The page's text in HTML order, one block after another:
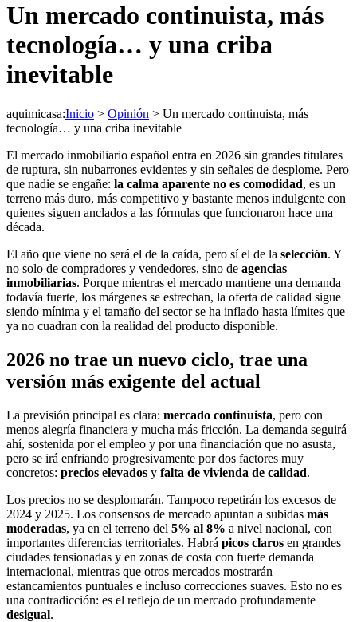
Un mercado continuista, más
tecnología… y una criba
inevitable
aquimicasa:Inicio > Opinión > Un mercado continuista, más
tecnología… y una criba inevitable
El mercado inmobiliario español entra en 2026 sin grandes titulares
de ruptura, sin nubarrones evidentes y sin señales de desplome. Pero
que nadie se engañe: la calma aparente no es comodidad, es un
terreno más duro, más competitivo y bastante menos indulgente con
quienes siguen anclados a las fórmulas que funcionaron hace una
década.
El año que viene no será el de la caída, pero sí el de la selección. Y
no solo de compradores y vendedores, sino de agencias
inmobiliarias. Porque mientras el mercado mantiene una demanda
todavía fuerte, los márgenes se estrechan, la oferta de calidad sigue
siendo mínima y el tamaño del sector se ha inflado hasta límites que
ya no cuadran con la realidad del producto disponible.
2026 no trae un nuevo ciclo, trae una
versión más exigente del actual
La previsión principal es clara: mercado continuista, pero con
menos alegría financiera y mucha más fricción. La demanda seguirá
ahí, sostenida por el empleo y por una financiación que no asusta,
pero se irá enfriando progresivamente por dos factores muy
concretos: precios elevados y falta de vivienda de calidad.
Los precios no se desplomarán. Tampoco repetirán los excesos de
2024 y 2025. Los consensos de mercado apuntan a subidas más
moderadas, ya en el terreno del 5% al 8% a nivel nacional, con
importantes diferencias territoriales. Habrá picos claros en grandes
ciudades tensionadas y en zonas de costa con fuerte demanda
internacional, mientras que otros mercados mostrarán
estancamientos puntuales e incluso correcciones suaves. Esto no es
una contradicción: es el reflejo de un mercado profundamente
desigual.